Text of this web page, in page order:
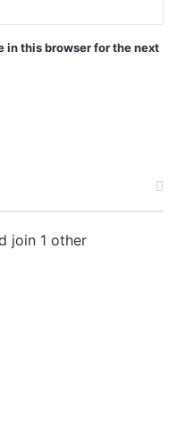
in this browser for the next
join 1 other